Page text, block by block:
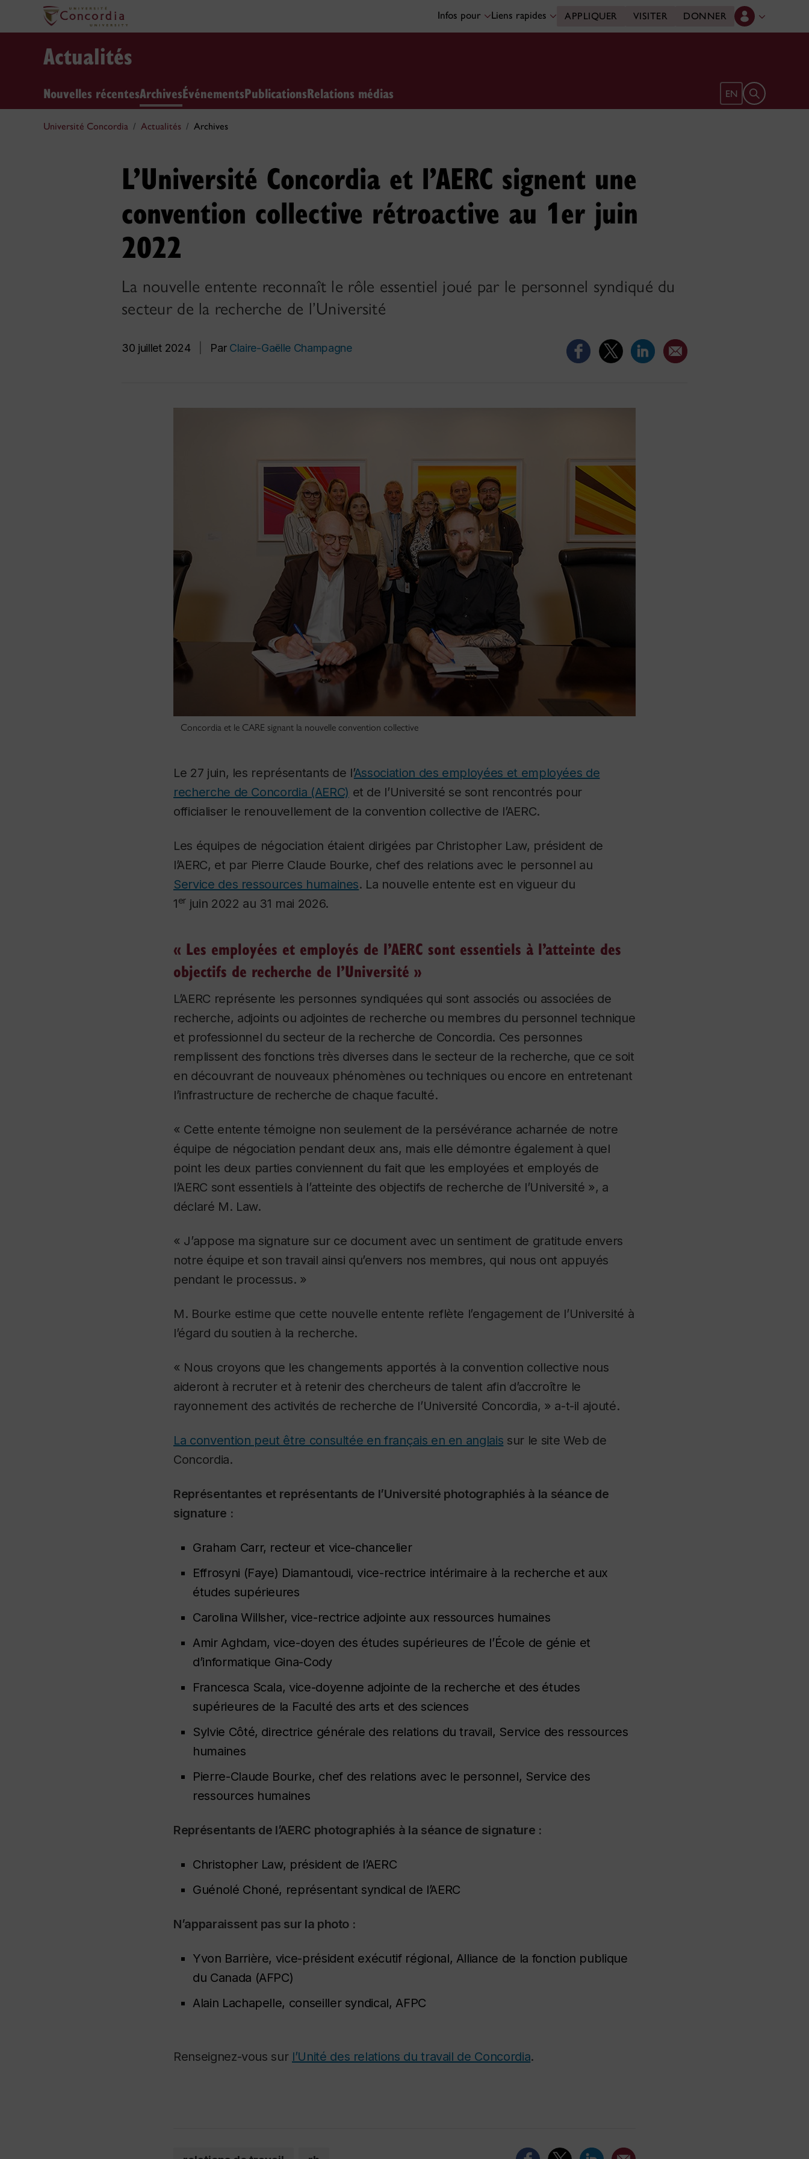
Infos pour Liens rapides APPLIQUER VISITER DONNER
Actualités
Nouvelles récentesArchivesÉvénementsPublicationsRelations médias EN Ouvrir le
Université Concordia Actualités Archives
L’Université Concordia et l’AERC signent une
convention collective rétroactive au 1er juin
2022
La nouvelle entente reconnaît le rôle essentiel joué par le personnel syndiqué du
secteur de la recherche de l’Université
30 juillet 2024 Par Claire-Gaëlle Champagne
Concordia et le CARE signant la nouvelle convention collective
Le 27 juin, les représentants de l’Association des employées et employées de
recherche de Concordia (AERC) et de l’Université se sont rencontrés pour
officialiser le renouvellement de la convention collective de l’AERC.
Les équipes de négociation étaient dirigées par Christopher Law, président de
l’AERC, et par Pierre Claude Bourke, chef des relations avec le personnel au
Service des ressources humaines. La nouvelle entente est en vigueur du
1erjuin 2022 au 31 mai 2026.
« Les employées et employés de l’AERC sont essentiels à l’atteinte des
objectifs de recherche de l’Université »
L’AERC représente les personnes syndiquées qui sont associés ou associées de
recherche, adjoints ou adjointes de recherche ou membres du personnel technique
et professionnel du secteur de la recherche de Concordia. Ces personnes
remplissent des fonctions très diverses dans le secteur de la recherche, que ce soit
en découvrant de nouveaux phénomènes ou techniques ou encore en entretenant
l’infrastructure de recherche de chaque faculté.
« Cette entente témoigne non seulement de la persévérance acharnée de notre
équipe de négociation pendant deux ans, mais elle démontre également à quel
point les deux parties conviennent du fait que les employées et employés de
l’AERC sont essentiels à l’atteinte des objectifs de recherche de l’Université », a
déclaré M. Law.
« J’appose ma signature sur ce document avec un sentiment de gratitude envers
notre équipe et son travail ainsi qu’envers nos membres, qui nous ont appuyés
pendant le processus. »
M. Bourke estime que cette nouvelle entente reflète l’engagement de l’Université à
l’égard du soutien à la recherche.
« Nous croyons que les changements apportés à la convention collective nous
aideront à recruter et à retenir des chercheurs de talent afin d’accroître le
rayonnement des activités de recherche de l’Université Concordia, » a-t-il ajouté.
La convention peut être consultée en français en en anglais sur le site Web de
Concordia.
Représentantes et représentants de l’Université photographiés à la séance de
signature :
Graham Carr, recteur et vice-chancelier
Effrosyni (Faye) Diamantoudi, vice-rectrice intérimaire à la recherche et aux
études supérieures
Carolina Willsher, vice-rectrice adjointe aux ressources humaines
Amir Aghdam, vice-doyen des études supérieures de l’École de génie et
d’informatique Gina-Cody
Francesca Scala, vice-doyenne adjointe de la recherche et des études
supérieures de la Faculté des arts et des sciences
Sylvie Côté, directrice générale des relations du travail, Service des ressources
humaines
Pierre-Claude Bourke, chef des relations avec le personnel, Service des
ressources humaines
Représentants de l’AERC photographiés à la séance de signature :
Christopher Law, président de l’AERC
Guénolé Choné, représentant syndical de l’AERC
N’apparaissent pas sur la photo :
Yvon Barrière, vice-président exécutif régional, Alliance de la fonction publique
du Canada (AFPC)
Alain Lachapelle, conseiller syndical, AFPC
Renseignez-vous sur l’Unité des relations du travail de Concordia.